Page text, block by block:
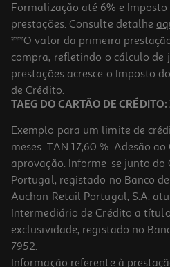
Formalização até 6% e
prestações. Consulte detalhe
***O valor da primeira
compra, refletindo o cálculo de
prestações acresce o Imposto
de Crédito.
TAEG DO CARTÃO DE
Exemplo para um limite de
meses. TAN 17,60 %. Adesão
aprovação. Informe-se junto do
Portugal, registado no Banco
Auchan Retail Portugal, S.A.
Intermediário de Crédito a
exclusividade, registado no
7952.
Informação referente à